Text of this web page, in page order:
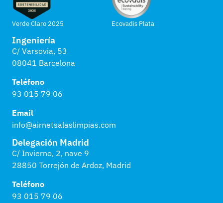
Verde Claro 2025 Ecovadis Plata
Ingeniería
C/ Varsovia, 53
08041 Barcelona
Teléfono
93 015 79 06
Email
info@airnetsalaslimpias.com
Delegación Madrid
C/ Invierno, 2, nave 9
28850 Torrejón de Ardoz, Madrid
Teléfono
93 015 79 06